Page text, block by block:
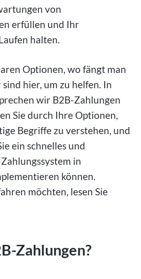
von
erfüllen und Ihr
halten.
Optionen, wo fängt man
hier, um zu helfen. In
wir B2B-Zahlungen
Sie durch Ihre Optionen,
Begriffe zu verstehen, und
ein schnelles und
in
können.
möchten, lesen Sie
Zahlungen?